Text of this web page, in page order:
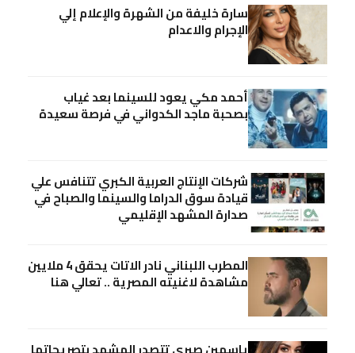
سارة خليفة من الشهرة والإعلام إلي
الإجرام والاعدام
أحمد مكي يعود للسينما بعد غياب
بصحبة ماجد الكدواني في فرصة سعيدة
شركات الإنتاج العربية الكبري تتنافس علي
قيادة سوق الدراما والسينما والصباح في
صدارة المشهد الإقليمي
المطرب اللبناني نادر الاتات يحقق 4 ملايين
مشاهدة لاغنيته المصرية .. تعالي هنا